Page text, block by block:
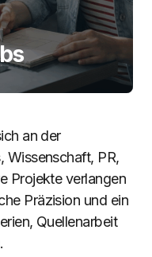
an der
Wissenschaft, PR,
Projekte verlangen
Präzision und ein
Quellenarbeit